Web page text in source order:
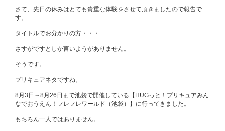
さて、先日の休みはとても貴重な体験をさせて頂きましたので報告で
す。
タイトルでお分かりの方・・・
さすがですとしか言いようがありません。
そうです。
プリキュアネタですね。
8月3日～8月26日まで池袋で開催している【HUGっと！プリキュアみん
なでおうえん！フレフレワールド（池袋）】に行ってきました。
もちろん一人ではありません。